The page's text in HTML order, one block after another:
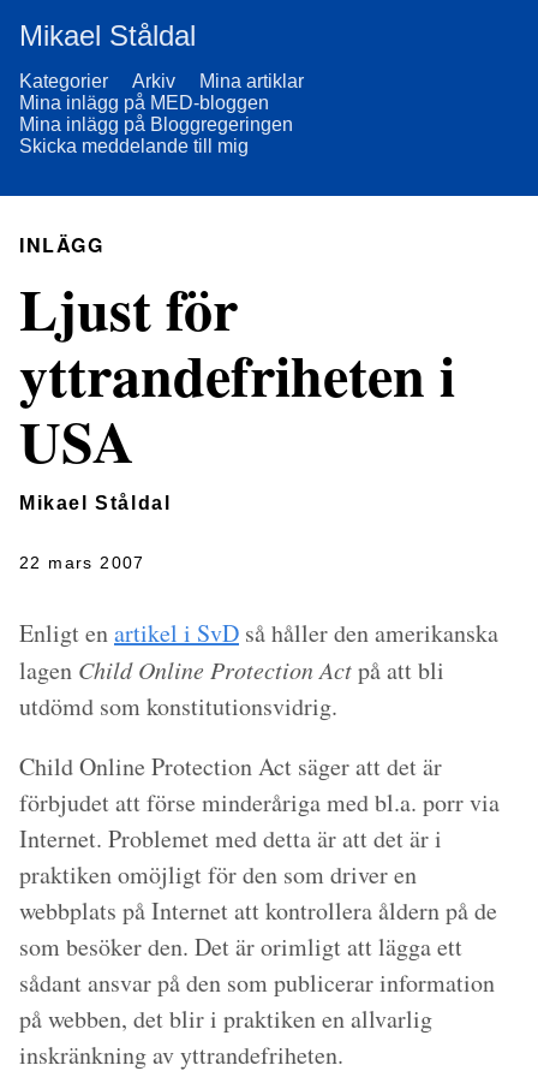
Mikael Ståldal
Kategorier Arkiv
Mina artiklar
Mina inlägg på MED-bloggen
Mina inlägg på Bloggregeringen
Skicka meddelande till mig
INLÄGG
Ljust för
yttrandefriheten i
USA
Mikael Ståldal
22 mars 2007
Enligt enartikel i SvD så håller den amerikanska
lagen Child Online Protection Actpå att bli
utdömd som konstitutionsvidrig.
Child Online Protection Act säger att det är
förbjudet att förse minderåriga med bl.a. porr via
Internet. Problemet med detta är att det är i
praktiken omöjligt för den som driver en
webbplats på Internet att kontrollera åldern på de
som besöker den. Det är orimligt att lägga ett
sådant ansvar på den som publicerar information
på webben, det blir i praktiken en allvarlig
inskränkning av yttrandefriheten.